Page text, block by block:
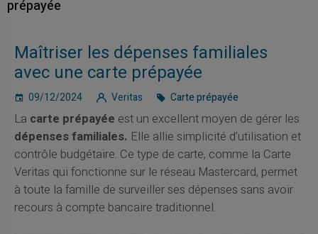
prépayée
Maîtriser les dépenses familiales
avec une carte prépayée
09/12/2024 Veritas Carte prépayée
La carte prépayée est un excellent moyen de gérer les
dépenses familiales. Elle allie simplicité d'utilisation et
contrôle budgétaire. Ce type de carte, comme la Carte
Veritas qui fonctionne sur le réseau Mastercard, permet
à toute la famille de surveiller ses dépenses sans avoir
recours à compte bancaire traditionnel.